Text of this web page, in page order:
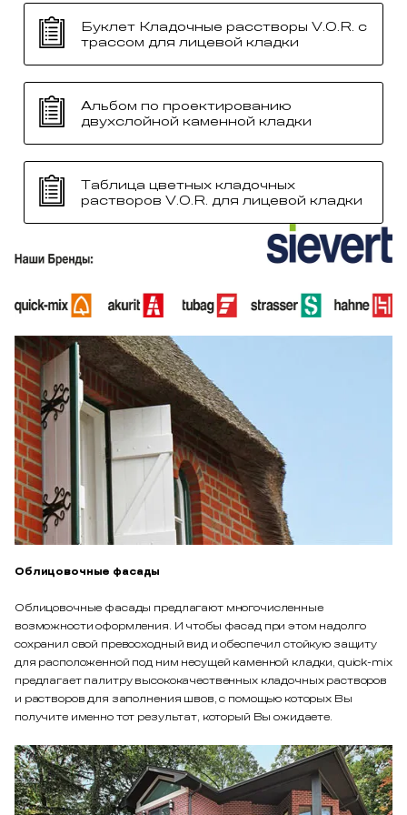
Буклет Кладочные расстворы V.O.R. с
трассом для лицевой кладки
Альбом по проектированию
двухслойной каменной кладки
Таблица цветных кладочных
растворов V.O.R. для лицевой кладки
Облицовочные фасады
Облицовочные фасады предлагают многочисленные
возможности оформления. И чтобы фасад при этом надолго
сохранил свой превосходный вид и обеспечил стойкую защиту
для расположенной под ним несущей каменной кладки, quick-mix
предлагает палитру высококачественных кладочных растворов
и растворов для заполнения швов, с помощью которых Вы
получите именно тот результат, который Вы ожидаете.